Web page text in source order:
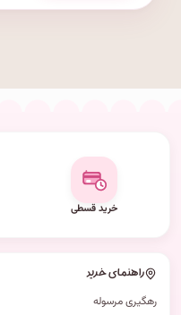
خرید قسطی
راهنمای خرید
رهگیری مرسوله